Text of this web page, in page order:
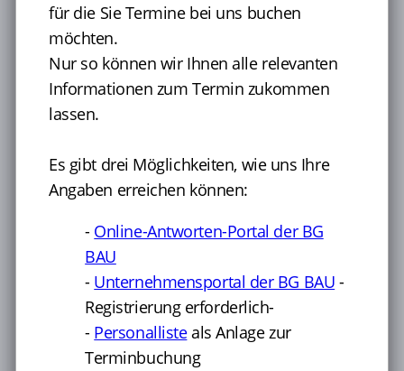
ergeben sich aus der Gefährdungsbeurteilung Ihres
Nähere Hinweise zu Anlässen für arbeitsmedizinische
Vorsorge finden Sie in unserenGefährdungsprofilen
So funktioniert die Terminbuchung:
2. Eine Terminoption wählen
3. Erforderliche Daten eingeben und Termin
4. Sie erhalten im Anschluss eine
Buchungsbestätigung mit allen Angaben per E-
Mail
Damit wir Ihnen einen passenden Termin anbieten
können, benötigen wiraktuelle Angaben zu Ihrem
Unternehmensowie dieKontaktdaten der
Beschäftigten, für die Sie Termine bei uns buchen
für die Sie Termine bei uns buchen
möchten.
Nur so können wir Ihnen alle relevanten
Informationen zum Termin zukommen
lassen.
Es gibt drei Möglichkeiten, wie uns Ihre
Angaben erreichen können:
- Online-Antworten-Portal der BG
BAU
- Unternehmensportal der BG BAU -
Registrierung erforderlich-
- Personallisteals Anlage zur
Terminbuchung